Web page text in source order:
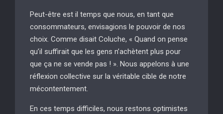
Peut-être est il temps que nous, en tant que
consommateurs, envisagions le pouvoir de nos
choix. Comme disait Coluche, « Quand on pense
qu’il suffirait que les gens n’achètent plus pour
que ça ne se vende pas ! ». Nous appelons à une
réflexion collective sur la véritable cible de notre
mécontentement.
En ces temps difficiles, nous restons optimistes